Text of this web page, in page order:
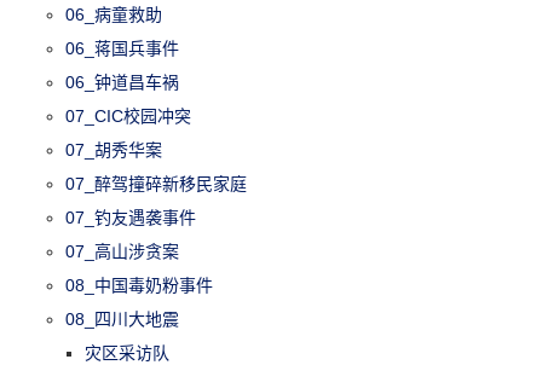
06_病童救助
06_蒋国兵事件
06_钟道昌车祸
07_CIC校园冲突
07_胡秀华案
07_醉驾撞碎新移民家庭
07_钓友遇袭事件
07_高山涉贪案
08_中国毒奶粉事件
08_四川大地震
灾区采访队